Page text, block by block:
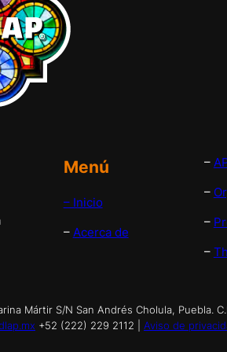
Menú
– Inicio
– Acerca de
–
–
–
–
Mártir S/N San Andrés Cholula, Puebla.
+52 (222) 229 2112 | Aviso de